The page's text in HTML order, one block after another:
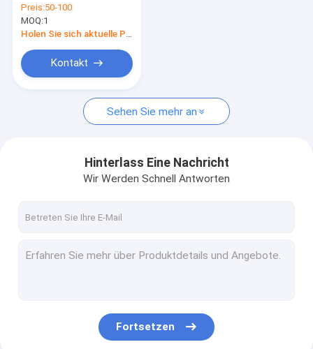
Dell Speicher
300GB 15K 4G 528
BPS 3,5 FC Emc
Vmax
Preis:50-100
MOQ:1
Holen Sie sich aktuelle Preis
Kontakt
Sehen Sie mehr an
Hinterlass Eine Nachricht
Wir Werden Schnell Antworten
Fortsetzen